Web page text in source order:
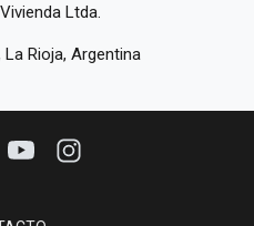
Ltda.
Rioja, Argentina